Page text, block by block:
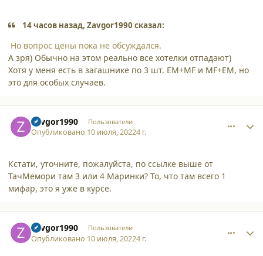
14 часов назад, Zavgor1990 сказал:
Но вопрос цены пока не обсуждался.
А зря) Обычно на этом реально все хотелки отпадают)
Хотя у меня есть в загашнике по 3 шт. EM+MF и MF+EM, но
это для особых случаев.
Zavgor1990 Пользователи
Опубликовано 10 июля, 20224 г.
Кстати, уточните, пожалуйста, по ссылке выше от
ТачМемори там 3 или 4 Маринки? То, что там всего 1
мифар, это я уже в курсе.
Zavgor1990 Пользователи
Опубликовано 10 июля, 20224 г.